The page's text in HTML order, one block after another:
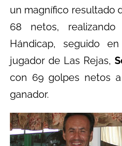
un magnífico resultado
68 netos,
Hándicap, seguido
jugador de Las Rejas,
con 69 golpes netos
ganador.